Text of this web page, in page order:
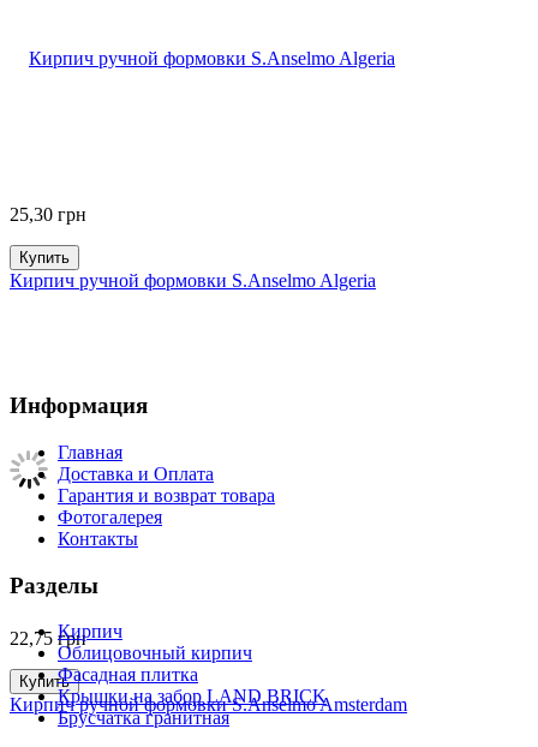
25,30 грн
Купить
Кирпич ручной формовки S.Anselmo Algeria
22,75 грн
Купить
Кирпич ручной формовки S.Anselmo Amsterdam
Информация
Главная
Доставка и Оплата
Гарантия и возврат товара
Фотогалерея
Контакты
Разделы
Кирпич
Облицовочный кирпич
Фасадная плитка
Крышки на забор LAND BRICK
Брусчатка гранитная